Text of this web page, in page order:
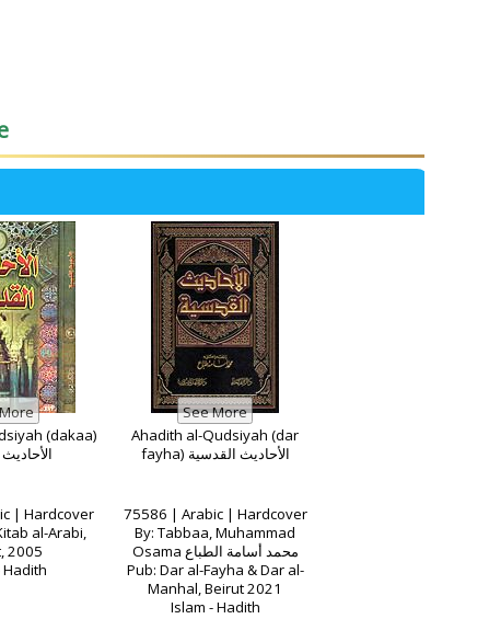
(dakaa)
| Hardcover
al-Arabi,
2005
Hadith
Ahadith al-Qudsiyah (dar
fayha) الأحاديث القدسية
75586 | Arabic | Hardcover
By: Tabbaa, Muhammad
Osama محمد أسامة الطباع
Pub: Dar al-Fayha & Dar al-
Manhal, Beirut 2021
Islam - Hadith